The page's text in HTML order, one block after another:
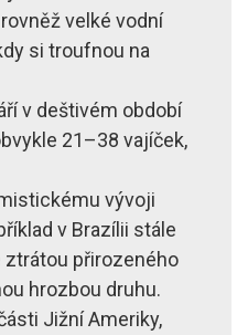
velké vodní
si troufnou na
v deštivém období
21–38 vajíček,
vývoji
v Brazílii stále
ztrátou přirozeného
hrozbou druhu.
Jižní Ameriky,